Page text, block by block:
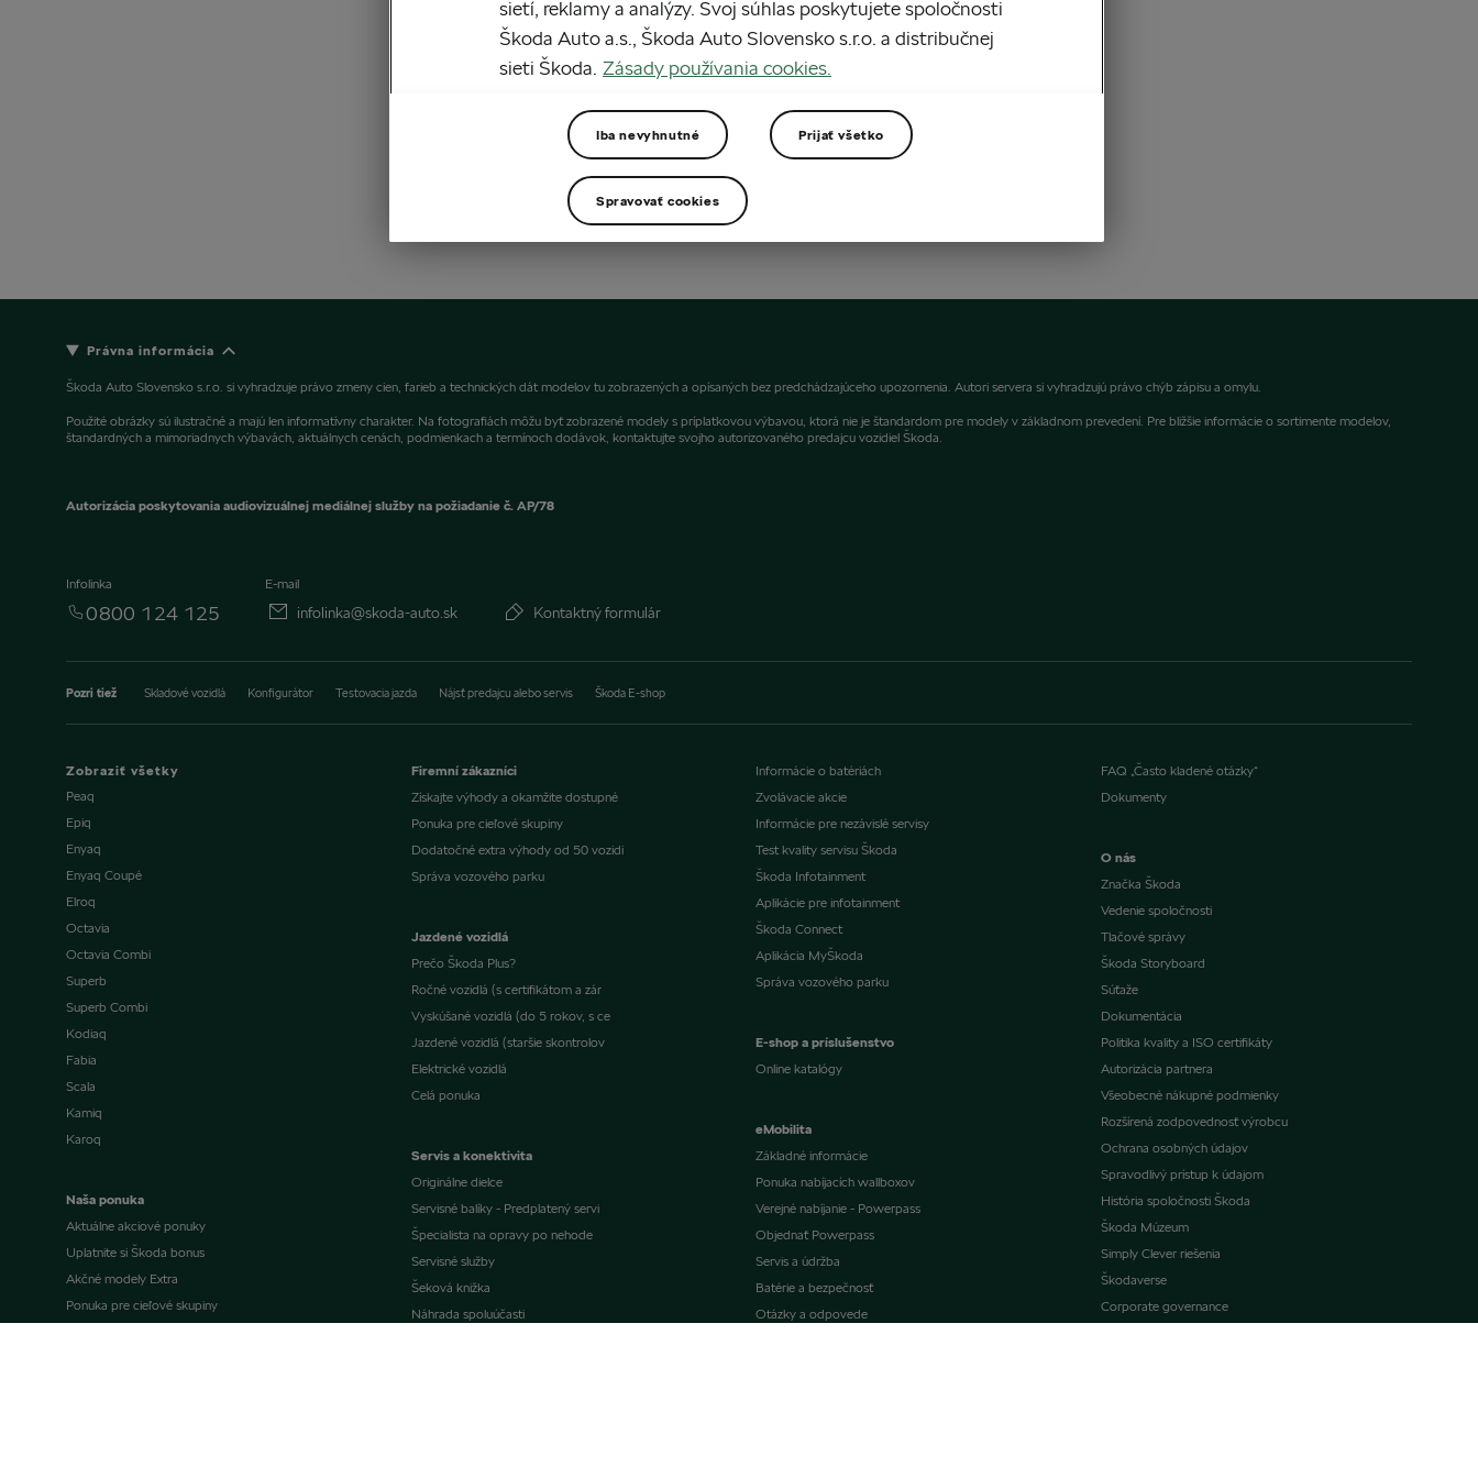
Právna informácia
Škoda Auto Slovensko s.r.o. si vyhradzuje právo zmeny cien, farieb a technických dát modelov tu zobrazených a opísaných bez predchádzajúceho upozornenia. Autori servera si vyhradzujú právo chýb zápisu a omylu.
Použité obrázky sú ilustračné a majú len informatívny charakter. Na fotografiách môžu byť zobrazené modely s príplatkovou výbavou, ktorá nie je štandardom pre modely v základnom prevedení. Pre bližšie informácie o sortimente modelov,
štandardných a mimoriadnych výbavách, aktuálnych cenách, podmienkach a termínoch dodávok, kontaktujte svojho autorizovaného predajcu vozidiel Škoda.
Autorizácia poskytovania audiovizuálnej mediálnej služby na požiadanie č. AP/78
Infolinka
0800 124 125
E-mail
infolinka@skoda-auto.sk Kontaktný formulár
Pozri tiež Skladové vozidlá Konfigurátor Testovacia jazda Nájsť predajcu alebo servis Škoda E-shop
Zobraziť všetky
Peaq
Epiq
Enyaq
Enyaq Coupé
Elroq
Octavia
Octavia Combi
Superb
Superb Combi
Kodiaq
Fabia
Scala
Kamiq
Karoq
Naša ponuka
Aktuálne akciové ponuky
Uplatnite si Škoda bonus
Akčné modely Extra
Ponuka pre cieľové skupiny
Firemní zákazníci
Získajte výhody a okamžite dostupné
Ponuka pre cieľové skupiny
Dodatočné extra výhody od 50 vozidi
Správa vozového parku
Jazdené vozidlá
Prečo Škoda Plus?
Ročné vozidlá (s certifikátom a zár
Vyskúšané vozidlá (do 5 rokov, s ce
Jazdené vozidlá (staršie skontrolov
Elektrické vozidlá
Celá ponuka
Servis a konektivita
Originálne dielce
Servisné balíky - Predplatený servi
Špecialista na opravy po nehode
Servisné služby
Šeková knižka
Náhrada spoluúčasti
Informácie o batériách
Zvolávacie akcie
Informácie pre nezávislé servisy
Test kvality servisu Škoda
Škoda Infotainment
Aplikácie pre infotainment
Škoda Connect
Aplikácia MyŠkoda
Správa vozového parku
E-shop a príslušenstvo
Online katalógy
eMobilita
Základné informácie
Ponuka nabíjacích wallboxov
Verejné nabíjanie - Powerpass
Objednať Powerpass
Servis a údržba
Batérie a bezpečnosť
Otázky a odpovede
FAQ „Často kladené otázky“
Dokumenty
O nás
Značka Škoda
Vedenie spoločnosti
Tlačové správy
Škoda Storyboard
Súťaže
Dokumentácia
Politika kvality a ISO certifikáty
Autorizácia partnera
Všeobecné nákupné podmienky
Rozšírená zodpovednosť výrobcu
Ochrana osobných údajov
Spravodlivý prístup k údajom
História spoločnosti Škoda
Škoda Múzeum
Simply Clever riešenia
Škodaverse
Corporate governance
sietí, reklamy a analýzy. Svoj súhlas poskytujete spoločnosti
Škoda Auto a.s., Škoda Auto Slovensko s.r.o. a distribučnej
sieti Škoda. Zásady používania cookies.
Iba nevyhnutné Prijať všetko
Spravovať cookies